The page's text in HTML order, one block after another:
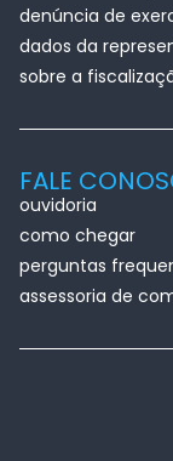
denúncia de
dados da
sobre a
FALE
ouvidoria
como chegar
perguntas
assessoria de